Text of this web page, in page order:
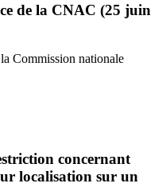
de la CNAC (25 juin
Commission nationale
concernant
localisation sur un